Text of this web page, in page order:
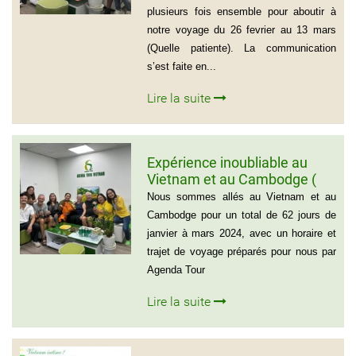
plusieurs fois ensemble pour aboutir à
notre voyage du 26 fevrier au 13 mars
(Quelle patiente). La communication
s’est faite en...
Lire la suite
Expérience inoubliable au
Vietnam et au Cambodge (
Groupe de monsieur Jean
Pierre Lapointe)
Nous sommes allés au Vietnam et au
Cambodge pour un total de 62 jours de
janvier à mars 2024, avec un horaire et
trajet de voyage préparés pour nous par
Agenda Tour
Lire la suite